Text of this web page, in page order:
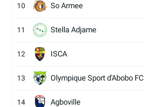
10 So Armee
11 Stella Adjame
12 ISCA
13 Olympique Sport d'Abobo FC
14 Agboville